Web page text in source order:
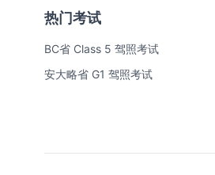
热门考试
BC省 Class 5 驾照考试
安大略省 G1 驾照考试